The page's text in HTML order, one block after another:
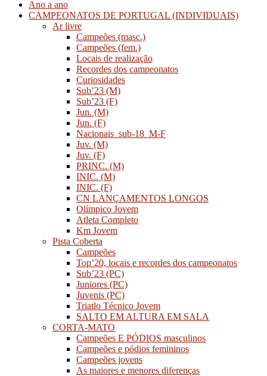
Ano a ano
CAMPEONATOS DE PORTUGAL (INDIVIDUAIS)
Ar livre
Campeões (masc.)
Campeões (fem.)
Locais de realização
Recordes dos campeonatos
Curiosidades
Sub’23 (M)
Sub’23 (F)
Jun. (M)
Jun. (F)
Nacionais_sub-18_M-F
Juv. (M)
Juv. (F)
PRINC. (M)
INIC. (M)
INIC. (F)
CN LANÇAMENTOS LONGOS
Olímpico Jovem
Atleta Completo
Km Jovem
Pista Coberta
Campeões
Top’20, locais e recordes dos campeonatos
Sub’23 (PC)
Juniores (PC)
Juvenis (PC)
Triatlo Técnico Jovem
SALTO EM ALTURA EM SALA
CORTA-MATO
Campeões E PÓDIOS masculinos
Campeões e pódios femininos
Campeões jovens
As maiores e menores diferenças